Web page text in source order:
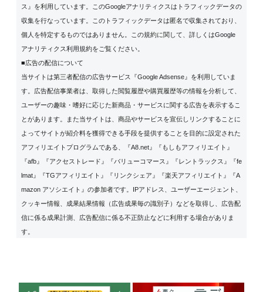
ス』を利用しています。このGoogleアナリティクスはトラフィックデータの
収集を行なっています。このトラフィックデータは匿名で収集されており、
個人を特定するものではありません。この規約に関して、詳しくはGoogle
アナリティクス利用規約をご覧ください。
■広告の配信について
当サイトは第三者配信の広告サービス『Google Adsense』を利用していま
す。広告配信事業者は、取得した閲覧履歴や購買履歴等の情報を分析して、
ユーザーの趣味・嗜好に応じた新商品・サービスに関する広告を表示するこ
とがあります。また当サイトは、商品やサービスを宣伝しリンクすることに
よってサイトが紹介料を獲得できる手段を提供することを目的に設定された
アフィリエイトプログラムである、『A8.net』『もしもアフィリエイト』
『afb』『アクセストレード』『バリューコマース』『レントラックス』『fe
lmat』『TGアフィリエイト』『リンクシェア』『楽天アフィリエイト』『A
mazon アソシエイト』の参加者です。IPアドレス、ユーザーエージェント、
クッキー情報、成果結果情報（広告成果毎の識別子）などを取得し、広告配
信に係る成果計測、広告配信に係る不正防止などに利用する場合がありま
す。